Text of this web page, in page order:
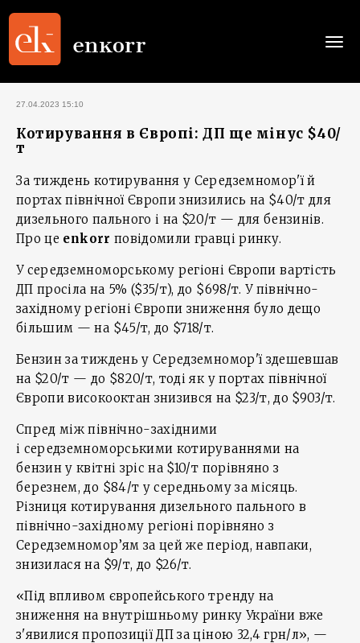
27.04.2023 15:10
Котирування в Європі: ДП ще мінус $40/
т
За тиждень котирування у Середземномор'ї й
портах північної Європи знизились на $40/т для
дизельного пального і на $20/т — для бензинів.
Про це enkorr повідомили гравці ринку.
У середземноморському регіоні Європи вартість
ДП просіла на 5% ($35/т), до $698/т. У північно-
західному регіоні Європи зниження було дещо
більшим — на $45/т, до $718/т.
Бензин за тиждень у Середземномор'ї здешевшав
на $20/т — до $820/т, тоді як у портах північної
Європи високооктан знизився на $23/т, до $903/т.
Спред між північно-західними
і середземноморськими котируваннями на
бензин у квітні зріс на $10/т порівняно з
березнем, до $84/т у середньому за місяць.
Різниця котирування дизельного пального в
північно-західному регіоні порівняно з
Середземномор’ям за цей же період, навпаки,
знизилася на $9/т, до $26/т.
«Під впливом європейського тренду на
зниження на внутрішньому ринку України вже
з'явилися пропозиції ДП за ціною 32,4 грн/л», —